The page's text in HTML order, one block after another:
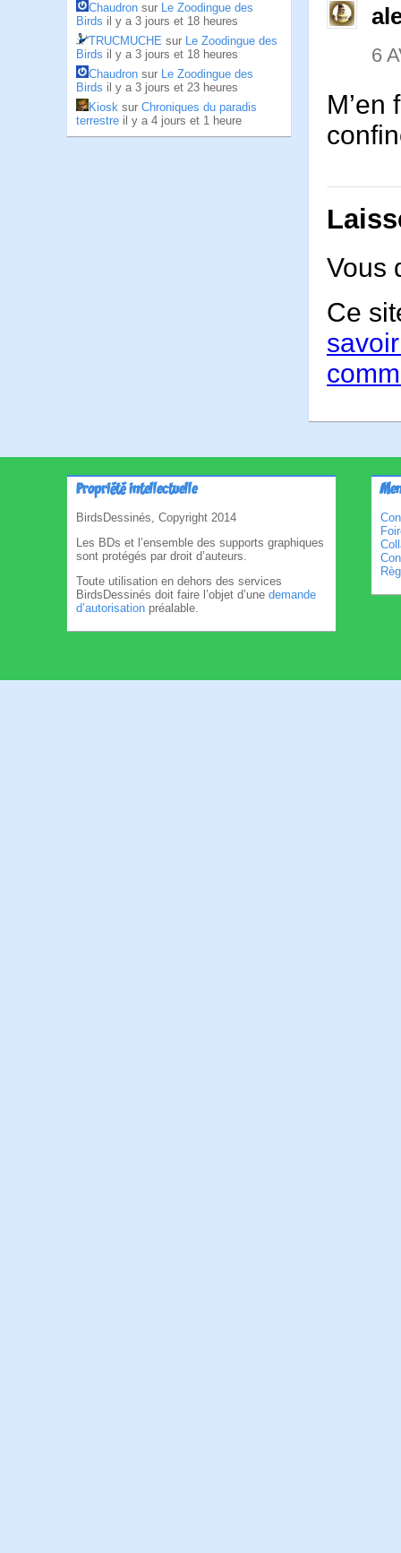
Chaudron sur Le Zoodingue des
Birds il y a 3 jours et 18 heures
TRUCMUCHE sur Le Zoodingue des
Birds il y a 3 jours et 18 heures
Chaudron sur Le Zoodingue des
Birds il y a 3 jours et 23 heures
Kiosk sur Chroniques du paradis
terrestre il y a 4 jours et 1 heure
6
M’en
Vous
Ce
Propriété intellectuelle
BirdsDessinés, Copyright 2014
Les BDs et l’ensemble des supports graphiques
sont protégés par droit d’auteurs.
Toute utilisation en dehors des services
BirdsDessinés doit faire l’objet d’une demande
d’autorisation préalable.